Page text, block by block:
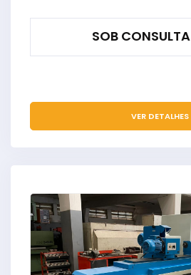
SOB CONSULTA
VER DETALHES